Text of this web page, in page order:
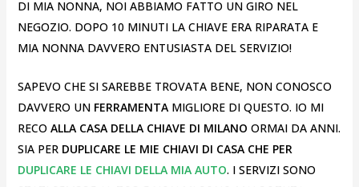
DI MIA NONNA, NOI ABBIAMO FATTO UN GIRO NEL
NEGOZIO. DOPO 10 MINUTI LA CHIAVE ERA RIPARATA E
MIA NONNA DAVVERO ENTUSIASTA DEL SERVIZIO!
SAPEVO CHE SI SAREBBE TROVATA BENE, NON CONOSCO
DAVVERO UN FERRAMENTA MIGLIORE DI QUESTO. IO MI
RECO ALLA CASA DELLA CHIAVE DI MILANO ORMAI DA ANNI.
SIA PER DUPLICARE LE MIE CHIAVI DI CASA CHE PER
DUPLICARE LE CHIAVI DELLA MIA AUTO. I SERVIZI SONO